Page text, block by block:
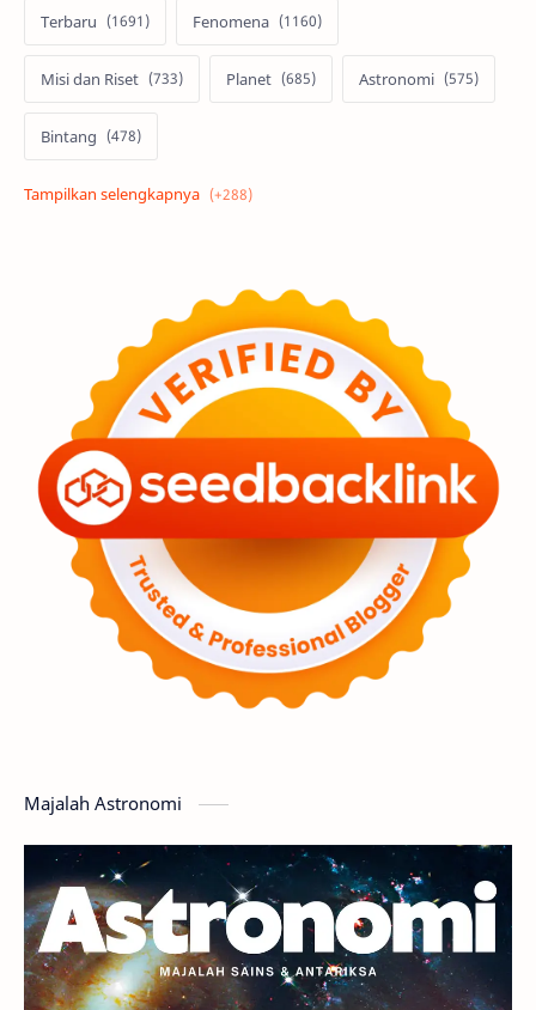
Terbaru Fenomena
Misi dan Riset Planet Astronomi
Bintang
Alam semesta Galaksi
Tata Surya Hype
Asteroid Observasi
Premium Komet Bulan
Penelitian Serba-serbi Satelit
Luar Angkasa Video Aurora
Supernova Nebula Sponsored
Featured Mars
GMT 2016
Planet Kerdil Bumi Pengetahuan
Berita Hujan Meteor Satelit Alami
Rasi Bintang Teleskop Saturnus
Majalah Astronomi